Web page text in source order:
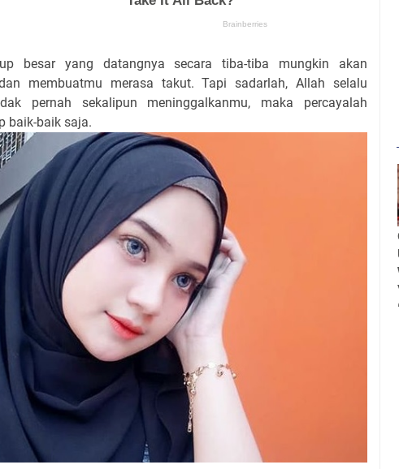
besar yang datangnya secara tiba-tiba mungkin akan
membuatmu merasa takut. Tapi sadarlah, Allah selalu
pernah sekalipun meninggalkanmu, maka percayalah
baik-baik saja.